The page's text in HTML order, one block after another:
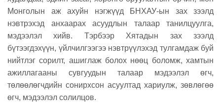
Монголын аж ахуйн нэгжүүд БНХАУ-ын зах зээлд
нэвтрэхэд анхаарах асуудлын талаар танилцуулга,
мэдээлэл хийв. Тэрбээр Хятадын зах зээлд
бүтээгдэхүүн, үйлчилгээгээ нэвтрүүлэхэд тулгамдаж буй
нийтлэг сорилт, ашиглаж болох нөөц боломж, хамтын
ажиллагааны сувгуудын талаар мэдээлэл өгч,
төлөөлөгчдийн сонирхсон асуултад хариулж, зөвлөгөө
өгч, мэдээлэл солилцов.